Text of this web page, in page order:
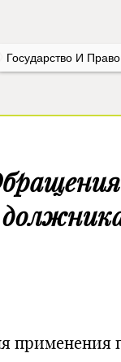
Государство И Право
применения